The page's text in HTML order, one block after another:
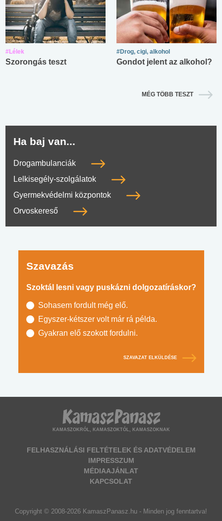
#Lélek
Szorongás teszt
#Drog, cigi, alkohol
Gondot jelent az alkohol?
MÉG TÖBB TESZT
Ha baj van...
Drogambulanciák
Lelkisegély-szolgálatok
Gyermekvédelmi központok
Orvoskereső
Szavazás
Szoktál lesni vagy puskázni dolgozatíráskor?
Sohasem fordult még elő.
Egyszer-kétszer volt már rá példa.
Gyakran elő szokott fordulni.
SZAVAZAT ELKÜLDÉSE
KAMASZOKRÓL, KAMASZOKTÓL, KAMASZOKNAK
FELHASZNÁLÁSI FELTÉTELEK ÉS ADATVÉDELEM
IMPRESSZUM
MÉDIAAJÁNLAT
KAPCSOLAT
Copyright © 2008-2026 KamaszPanasz.hu - Minden jog fenntartva!